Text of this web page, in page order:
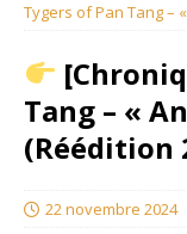
Tygers of Pan Tang –
Tang – «
(Réédition
22 novembre 2024